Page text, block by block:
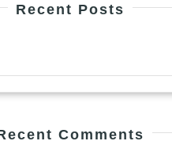
Recent Posts
Comments